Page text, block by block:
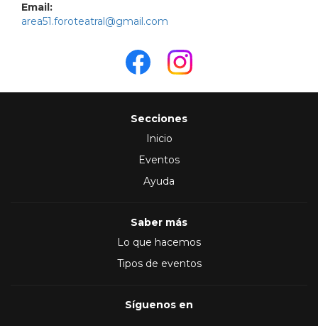
Email:
area51.foroteatral@gmail.com
Secciones
Inicio
Eventos
Ayuda
Saber más
Lo que hacemos
Tipos de eventos
Síguenos en